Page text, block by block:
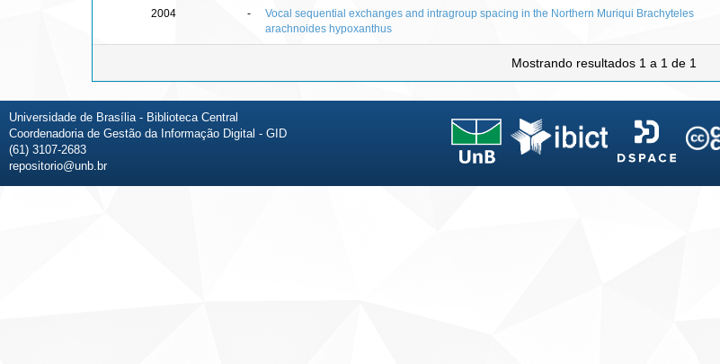
2004 -
Vocal sequential exchanges and intragroup spacing in the Northern Muriqui Brachyteles
arachnoides hypoxanthus
Mostrando resultados 1 a 1 de 1
Universidade de Brasília - Biblioteca Central
Coordenadoria de Gestão da Informação Digital - GID
(61) 3107-2683
repositorio@unb.br